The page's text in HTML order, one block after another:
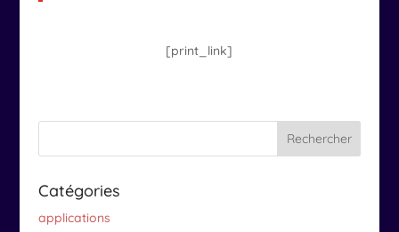
[print_link]
Catégories
applications